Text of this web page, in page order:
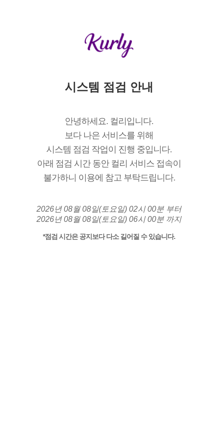
시스템 점검 안내
안녕하세요. 컬리입니다.
보다 나은 서비스를 위해
시스템 점검 작업이 진행 중입니다.
아래 점검 시간 동안 컬리 서비스 접속이
불가하니 이용에 참고 부탁드립니다.
2026년 08월 08일(토요일) 02시 00분 부터
2026년 08월 08일(토요일) 06시 00분 까지
*점검 시간은 공지보다 다소 길어질 수 있습니다.